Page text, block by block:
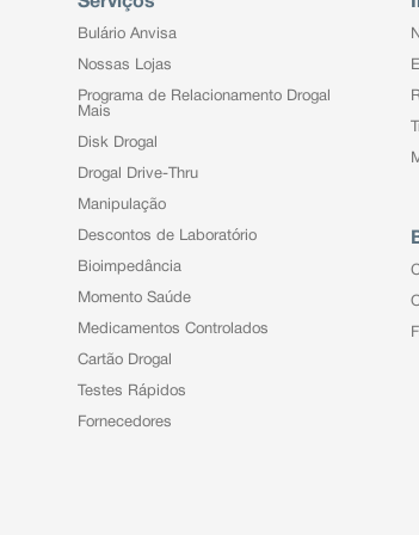
Bulário Anvisa
Nossas Lojas
Programa de Relacionamento Drogal
Mais
Disk Drogal
Drogal Drive-Thru
Manipulação
Descontos de Laboratório
Bioimpedância
Momento Saúde
Medicamentos Controlados
Cartão Drogal
Testes Rápidos
Fornecedores